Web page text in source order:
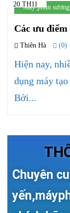
20 TH11
Máy phun
Các ưu
Thiên Hà (0)
Hiện nay,
dụng máy
Bởi...
Chuyên